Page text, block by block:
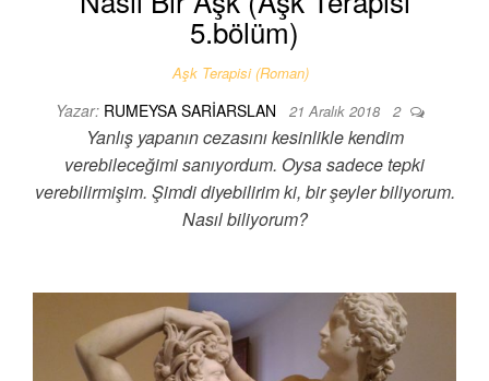
5.bölüm)
Aşk Terapisi (Roman)
Yazar: RUMEYSA SARIARSLAN 21 Aralık 2018 2
Yanlış yapanın cezasını kesinlikle kendim
verebileceğimi sanıyordum. Oysa sadece tepki
verebilirmişim. Şimdi diyebilirim ki, bir şeyler biliyorum.
Nasıl biliyorum?